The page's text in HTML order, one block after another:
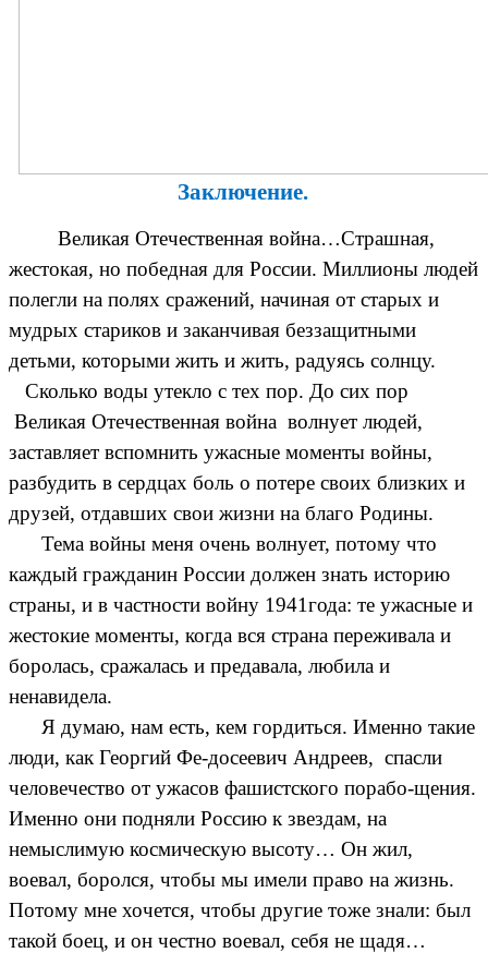
Заключение.
Великая Отечественная война…Страшная,
жестокая, но победная для России. Миллионы людей
полегли на полях сражений, начиная от старых и
мудрых стариков и заканчивая беззащитными
детьми, которыми жить и жить, радуясь солнцу.
Сколько воды утекло с тех пор. До сих пор
Великая Отечественная война волнует людей,
заставляет вспомнить ужасные моменты войны,
разбудить в сердцах боль о потере своих близких и
друзей, отдавших свои жизни на благо Родины.
Тема войны меня очень волнует, потому что
каждый гражданин России должен знать историю
страны, и в частности войну 1941года: те ужасные и
жестокие моменты, когда вся страна переживала и
боролась, сражалась и предавала, любила и
ненавидела.
Я думаю, нам есть, кем гордиться. Именно такие
люди, как Георгий Фе-досеевич Андреев, спасли
человечество от ужасов фашистского порабо-щения.
Именно они подняли Россию к звездам, на
немыслимую космическую высоту… Он жил,
воевал, боролся, чтобы мы имели право на жизнь.
Потому мне хочется, чтобы другие тоже знали: был
такой боец, и он честно воевал, себя не щадя…